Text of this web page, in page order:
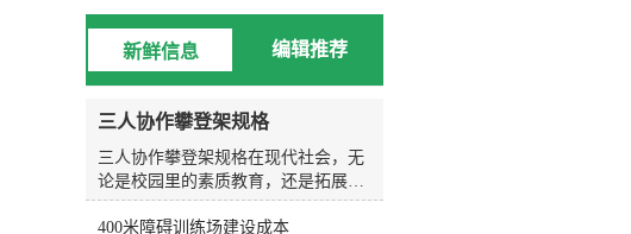
能为练习者提供浮力和阻力，用哑铃
进行的水中搏击强度很大！5.阻力葵
花阻力葵花向日葵鞋套的阻力 向日
葵可以手持或穿在脚上，以增加水的
面积和水的阻力。6.打水板打水板
水板是游泳场较常见、较方便的设
备，随处可见，也可用作抗阻训练设
备。7.浮力腰带深水浮力腰带 将浮
力带系在腰部，可为人体提供巨大的
浮力，使练习者在水中轻松完成训练
新鲜信息 编辑推荐
三人协作攀登架规格
三人协作攀登架规格在现代社会，无
论是校园里的素质教育，还是拓展训
练基地的团队建设，人们对于体育器
材的需求早已不再局限于简单的单人
400米障碍训练场建设成本